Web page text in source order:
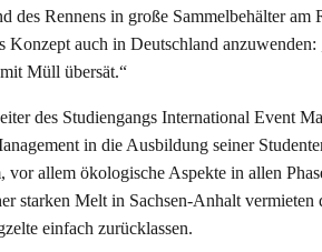
des Rennens in große Sammelbehälter
Konzept auch in Deutschland
Müll übersät.“
des Studiengangs International Event
in die Ausbildung seiner
vor allem ökologische Aspekte in allen
starken Melt in Sachsen-Anhalt
einfach zurücklassen.